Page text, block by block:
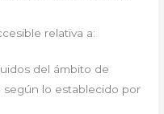
relativa a:
del ámbito de
según lo establecido por